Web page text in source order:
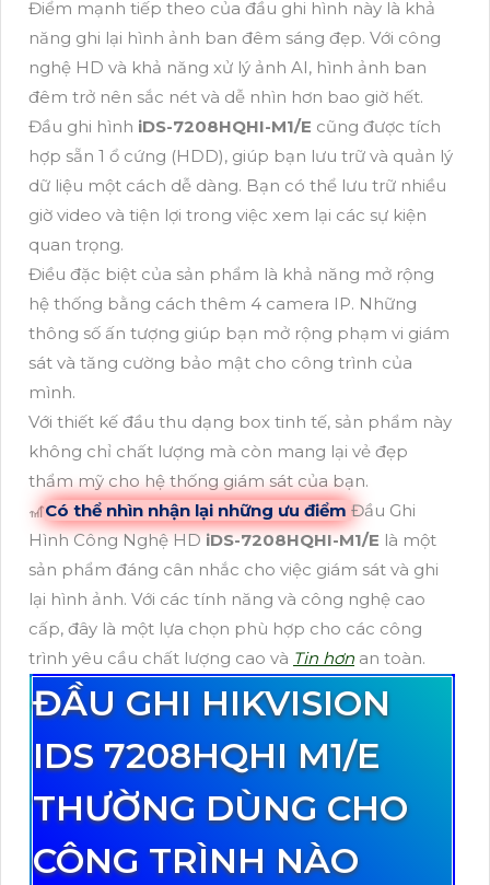
Điểm mạnh tiếp theo của đầu ghi hình này là khả
năng ghi lại hình ảnh ban đêm sáng đẹp. Với công
nghệ HD và khả năng xử lý ảnh AI, hình ảnh ban
đêm trở nên sắc nét và dễ nhìn hơn bao giờ hết.
Đầu ghi hình iDS-7208HQHI-M1/E cũng được tích
hợp sẵn 1 ổ cứng (HDD), giúp bạn lưu trữ và quản lý
dữ liệu một cách dễ dàng. Bạn có thể lưu trữ nhiều
giờ video và tiện lợi trong việc xem lại các sự kiện
quan trọng.
Điều đặc biệt của sản phẩm là khả năng mở rộng
hệ thống bằng cách thêm 4 camera IP. Những
thông số ấn tượng giúp bạn mở rộng phạm vi giám
sát và tăng cường bảo mật cho công trình của
mình.
Với thiết kế đầu thu dạng box tinh tế, sản phẩm này
không chỉ chất lượng mà còn mang lại vẻ đẹp
thẩm mỹ cho hệ thống giám sát của bạn.
🎢Có thể nhìn nhận lại những ưu điểm Đầu Ghi
Hình Công Nghệ HDiDS-7208HQHI-M1/E là một
sản phẩm đáng cân nhắc cho việc giám sát và ghi
lại hình ảnh. Với các tính năng và công nghệ cao
cấp, đây là một lựa chọn phù hợp cho các công
trình yêu cầu chất lượng cao và Tin hơn an toàn.
ĐẦU GHI HIKVISION
IDS 7208HQHI M1/E
THƯỜNG DÙNG CHO
CÔNG TRÌNH NÀO